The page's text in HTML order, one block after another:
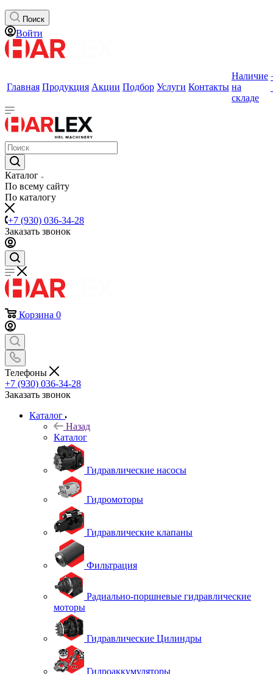
Поиск
Войти
Главная Продукция Акции Подбор Услуги Контакты
Наличие
на
складе
Каталог
По всему сайту
По каталогу
+7 (930) 036-34-28
Заказать звонок
Корзина 0
Телефоны
+7 (930) 036-34-28
Заказать звонок
Каталог
Назад
Каталог
Гидравлические насосы
Гидромоторы
Гидравлические клапаны
Фильтрация
Радиально-поршневые гидравлические
моторы
Гидравлические Цилиндры
Гидроаккумуляторы